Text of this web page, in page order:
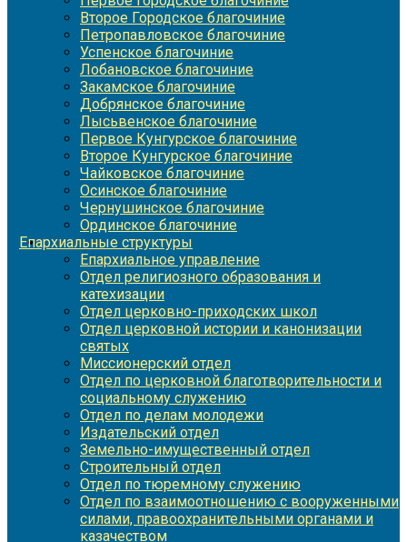
Второе Городское благочиние
Петропавловское благочиние
Успенское благочиние
Лобановское благочиние
Закамское благочиние
Добрянское благочиние
Лысьвенское благочиние
Первое Кунгурское благочиние
Второе Кунгурское благочиние
Чайковское благочиние
Осинское благочиние
Чернушинское благочиние
Ординское благочиние
Епархиальные структуры
Епархиальное управление
Отдел религиозного образования и
катехизации
Отдел церковно-приходских школ
Отдел церковной истории и канонизации
святых
Миссионерский отдел
Отдел по церковной благотворительности и
социальному служению
Отдел по делам молодежи
Издательский отдел
Земельно-имущественный отдел
Строительный отдел
Отдел по тюремному служению
Отдел по взаимоотношению с вооруженными
силами, правоохранительными органами и
казачеством